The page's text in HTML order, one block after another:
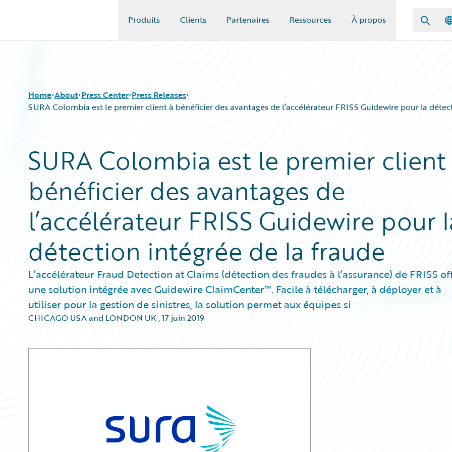
Produits Clients Partenaires Ressources À propos
Home About Press Center Press Releases
SURA Colombia est le premier client à bénéficier des avantages de l’accélérateur FRISS Guidewire pour la
SURA Colombia est le premier client
bénéficier des avantages de
l’accélérateur FRISS Guidewire pour
détection intégrée de la fraude
L’accélérateur Fraud Detection at Claims (détection des fraudes à l’assurance) de FRISS
une solution intégrée avec Guidewire ClaimCenter™. Facile à télécharger, à déployer et à
utiliser pour la gestion de sinistres, la solution permet aux équipes si
CHICAGO USA and LONDON UK,17 juin 2019